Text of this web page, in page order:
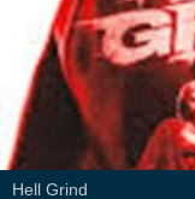
Hell Grind